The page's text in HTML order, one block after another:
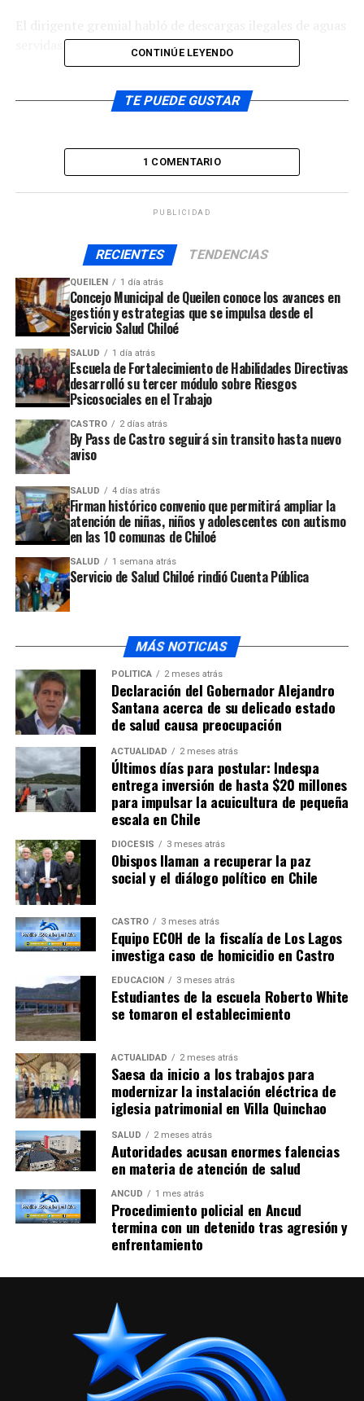
servidas a la bahía.
, señaló que por la experiencia de tantos años
viviendo en el lugar, que estos malos olores no
corresponden a algas en ningún caso.
Recordemos que hacia fines del verano de 2019 se
produjo en la ciudad un evento muy grande de
emanaciones en ese mismo punto de la Costanera, que
provocó incluso evacuaciones y suspensión de clases del
Colegio Chiloé instalado en las inmediaciones, situación
que se prolongó por varias semanas y que puso en jaque
a las autoridades competentes.
Con motivo de la aparición de estos malos olores en la
Costanera, se activaron varios servicios públicos, entre
ellos la superintendencia de servicios sanitarios y el
municipio de Ancud.
Junto a la Armada y la empresa ESSAL, ya el día lunes se
ordenó que una máquina iniciara el retiro de las algas en
la playa Fátima, ya que su acumulación sería una de las
causas de esta situación.
la Superintendencia de Servicios Sanitarios, indicó que
existe en la calle Yungay y Costanera.
También el funcionario manifestó que se trata de un
problema que deben abordar todo el aparataje público
que tenga competencia en el asunto.
Laalcaldesa (S) de la comuna, Leyla Aguayo
participó junto a los representantes la forma en que se
puede dar solución a los reclamos de los residentes y
ciudadanía en general.
ARTÍCULOS RELACIONADOS:
UP NEXT
Accidente eléctrico quita la vida a hombre de 42 años
NO TE PIERDAS
Complejo escenario en Ancud por la alta presencia de
basura
CONTINÚE LEYENDO
TE PUEDE GUSTAR
1 COMENTARIO
PUBLICIDAD
RECIENTES TENDENCIAS
QUEILEN 1 día atrás
Concejo Municipal de Queilen conoce los avances en
gestión y estrategias que se impulsa desde el
Servicio Salud Chiloé
SALUD 1 día atrás
Escuela de Fortalecimiento de Habilidades Directivas
desarrolló su tercer módulo sobre Riesgos
Psicosociales en el Trabajo
CASTRO 2 días atrás
By Pass de Castro seguirá sin transito hasta nuevo
aviso
SALUD 4 días atrás
Firman histórico convenio que permitirá ampliar la
atención de niñas, niños y adolescentes con autismo
en las 10 comunas de Chiloé
SALUD 1 semana atrás
Servicio de Salud Chiloé rindió Cuenta Pública
MÁS NOTICIAS
POLÍTICA 2 meses atrás
Declaración del Gobernador Alejandro
Santana acerca de su delicado estado
de salud causa preocupación
ACTUALIDAD 2 meses atrás
Últimos días para postular: Indespa
entrega inversión de hasta $20 millones
para impulsar la acuicultura de pequeña
escala en Chile
DIÓCESIS 3 meses atrás
Obispos llaman a recuperar la paz
social y el diálogo político en Chile
CASTRO 3 meses atrás
Equipo ECOH de la fiscalía de Los Lagos
investiga caso de homicidio en Castro
EDUCACIÓN 3 meses atrás
Estudiantes de la escuela Roberto White
se tomaron el establecimiento
ACTUALIDAD 2 meses atrás
Saesa da inicio a los trabajos para
modernizar la instalación eléctrica de
iglesia patrimonial en Villa Quinchao
SALUD 2 meses atrás
Autoridades acusan enormes falencias
en materia de atención de salud
ANCUD 1 mes atrás
Procedimiento policial en Ancud
termina con un detenido tras agresión y
enfrentamiento